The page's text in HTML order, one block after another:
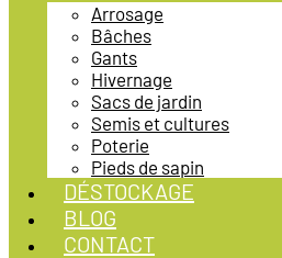
Arrosage
Bâches
Gants
Hivernage
Sacs de jardin
Semis et cultures
Poterie
Pieds de sapin
DÉSTOCKAGE
BLOG
CONTACT